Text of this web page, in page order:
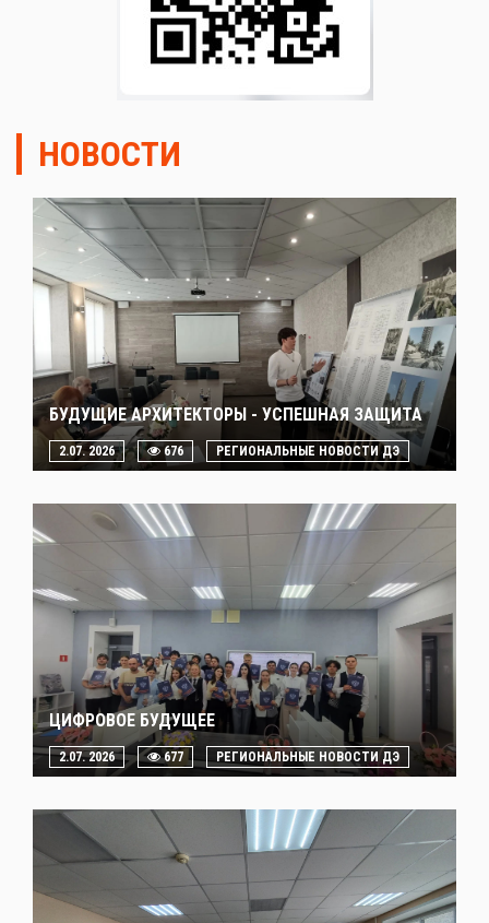
НОВОСТИ
БУДУЩИЕ АРХИТЕКТОРЫ - УСПЕШНАЯ ЗАЩИТА
2.07. 2026 676 РЕГИОНАЛЬНЫЕ НОВОСТИ ДЭ
ЦИФРОВОЕ БУДУЩЕЕ
2.07. 2026 677 РЕГИОНАЛЬНЫЕ НОВОСТИ ДЭ